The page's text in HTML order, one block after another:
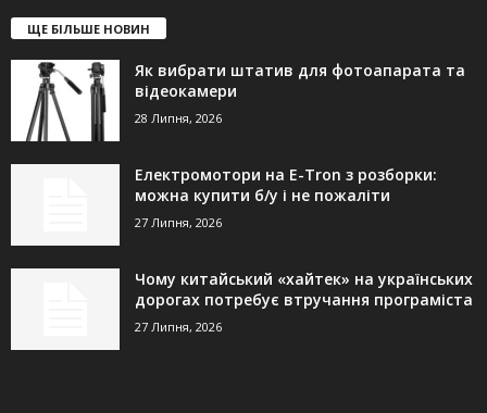
ЩЕ БІЛЬШЕ НОВИН
Як вибрати штатив для фотоапарата та
відеокамери
28 Липня, 2026
Електромотори на E-Tron з розборки:
можна купити б/у і не пожаліти
27 Липня, 2026
Чому китайський «хайтек» на українських
дорогах потребує втручання програміста
27 Липня, 2026